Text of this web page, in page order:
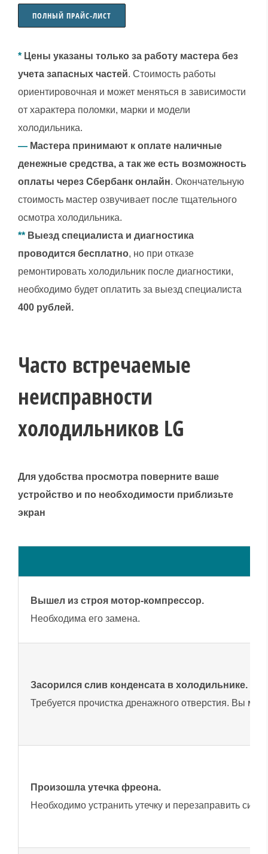
ПОЛНЫЙ ПРАЙС-ЛИСТ
* Цены указаны только за работу мастера без
учета запасных частей. Стоимость работы
ориентировочная и может меняться в зависимости
от характера поломки, марки и модели
холодильника.
— Мастера принимают к оплате наличные
денежные средства, а так же есть возможность
оплаты через Сбербанк онлайн. Окончательную
стоимость мастер озвучивает после тщательного
осмотра холодильника.
** Выезд специалиста и диагностика
проводится бесплатно, но при отказе
ремонтировать холодильник после диагностики,
необходимо будет оплатить за выезд специалиста
400 рублей.
Часто встречаемые
неисправности
холодильников LG
Для удобства просмотра поверните ваше
устройство и по необходимости приблизьте
экран
Вышел из строя мотор-компрессор.
Необходима его замена.
Засорился слив конденсата в холодильнике.
Требуется прочистка дренажного отверстия. Вы
Произошла утечка фреона.
Необходимо устранить утечку и перезаправить